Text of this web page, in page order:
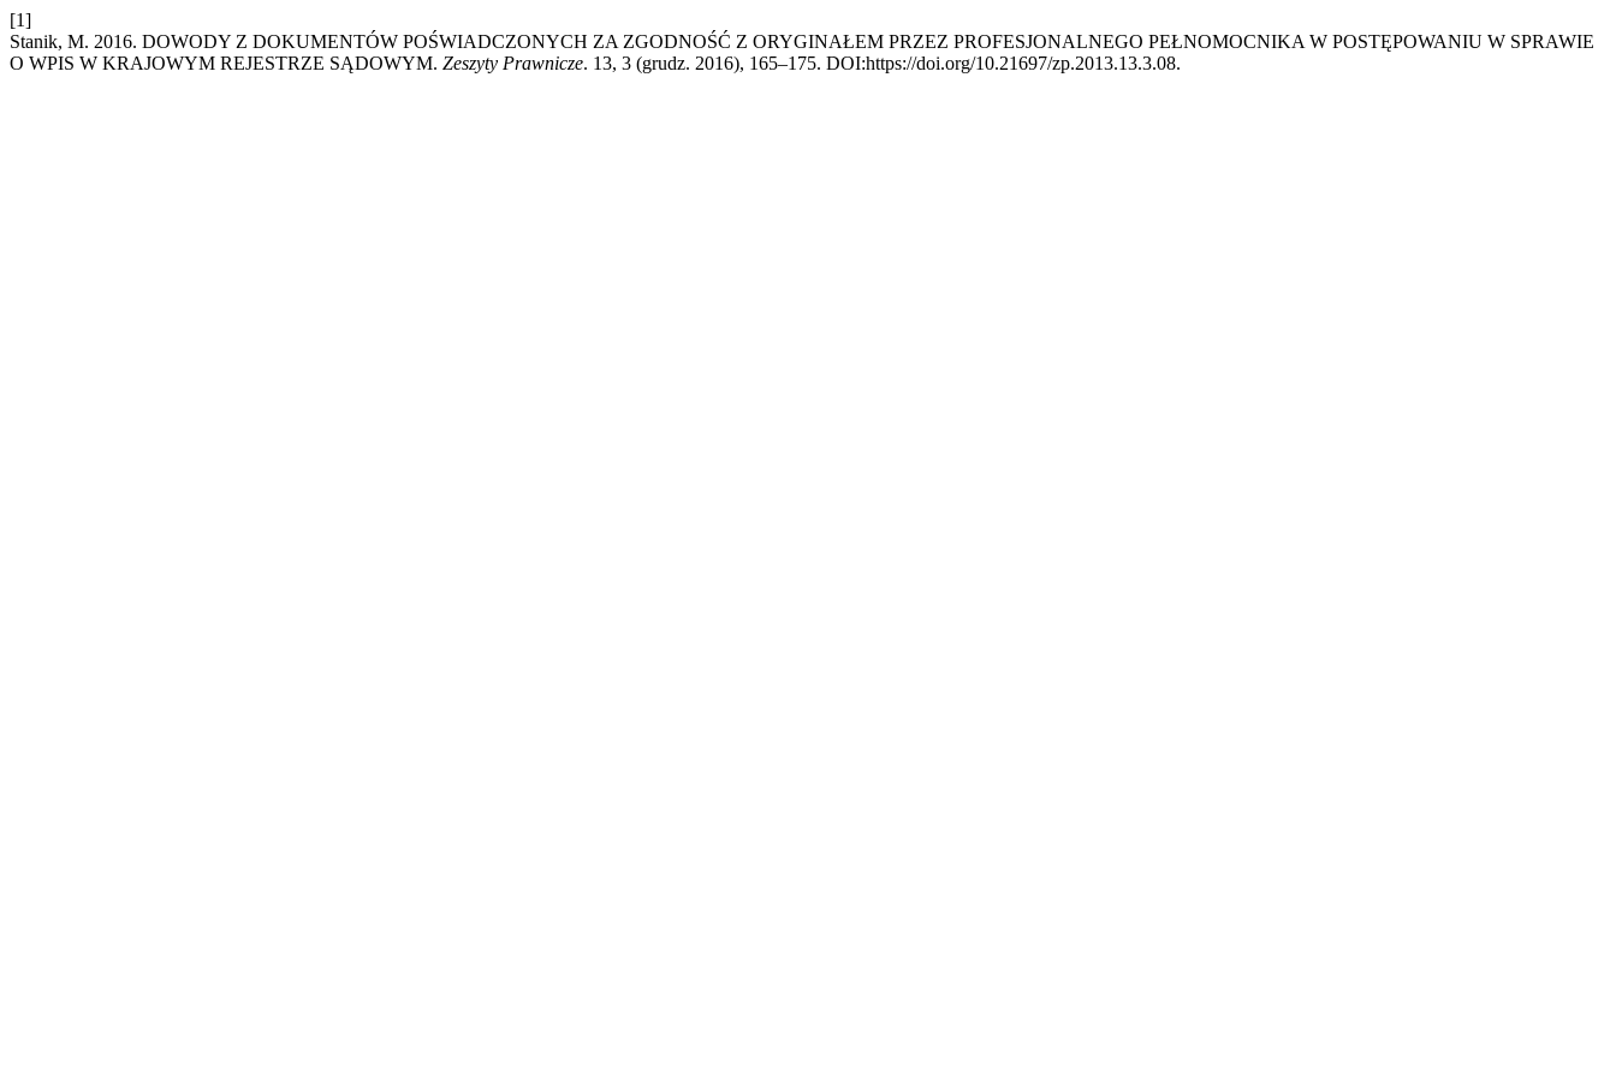
[1]
Stanik, M. 2016. DOWODY Z DOKUMENTÓW POŚWIADCZONYCH ZA ZGODNOŚĆ Z ORYGINAŁEM PRZEZ PROFESJONALNEGO PEŁNOMOCNIKA W POSTĘPOWANIU W SPRAWIE
O WPIS W KRAJOWYM REJESTRZE SĄDOWYM. Zeszyty Prawnicze. 13, 3 (grudz. 2016), 165–175. DOI:https://doi.org/10.21697/zp.2013.13.3.08.